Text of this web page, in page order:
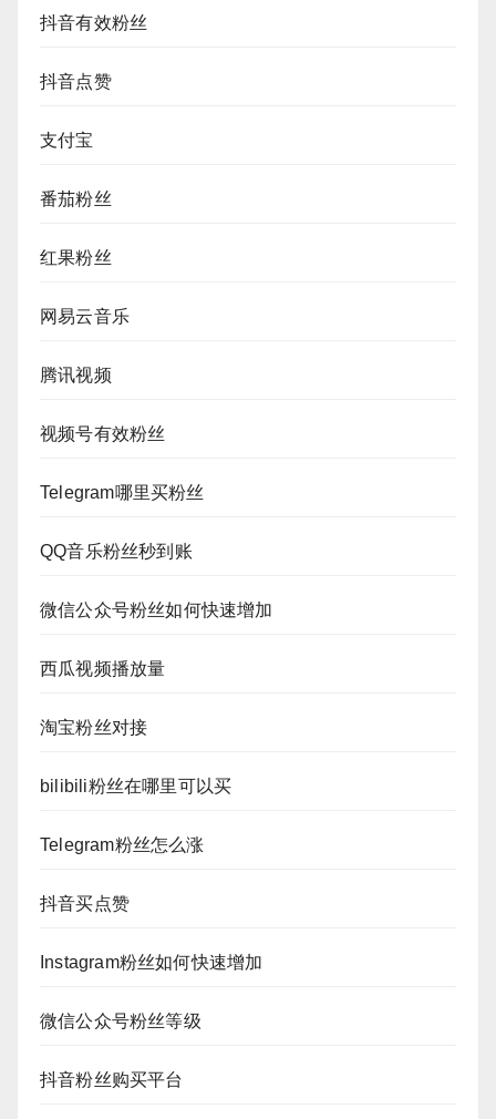
抖音有效粉丝
抖音点赞
支付宝
番茄粉丝
红果粉丝
网易云音乐
腾讯视频
视频号有效粉丝
Telegram哪里买粉丝
QQ音乐粉丝秒到账
微信公众号粉丝如何快速增加
西瓜视频播放量
淘宝粉丝对接
bilibili粉丝在哪里可以买
Telegram粉丝怎么涨
抖音买点赞
Instagram粉丝如何快速增加
微信公众号粉丝等级
抖音粉丝购买平台